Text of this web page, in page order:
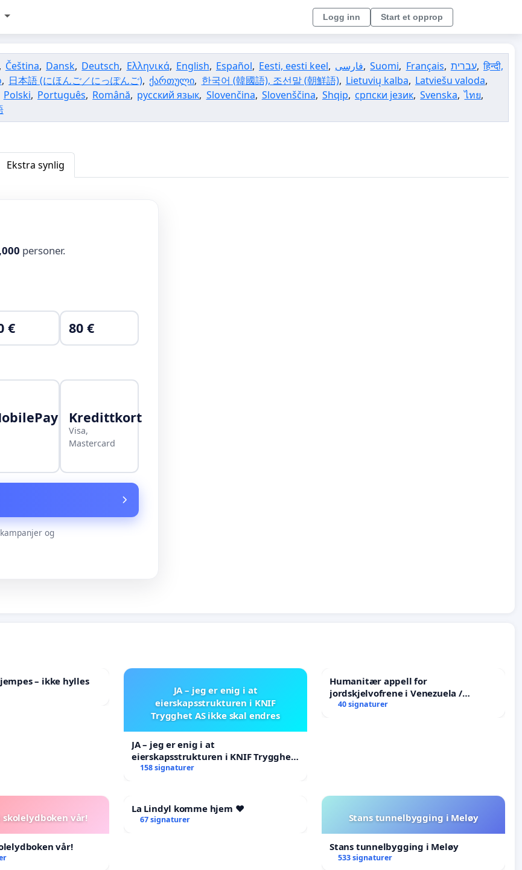
Logg inn Start et opprop
, Čeština, Dansk, Deutsch, Ελληνικά, English, Español, Eesti, eesti keel, فارسی, Suomi, Français, עברית, हिन्दी,
, 日本語 (にほんご／にっぽんご), ქართული, 한국어 (韓國語), 조선말 (朝鮮語), Lietuvių kalba, Latviešu valoda,
Polski, Português, Română, русский язык, Slovenčina, Slovenščina, Shqip, српски језик, Svenska, ไทย,
Ekstra synlig
personer.
€ 80 €
Kredittkort
Visa,
Mastercard
og
– ikke hylles
JA – jeg er enig i at
eierskapsstrukturen i KNIF
Trygghet AS ikke skal endres
JA – jeg er enig i at
eierskapsstrukturen i KNIF Trygghet
AS ikke skal endres
158 signaturer
Humanitær appell for
jordskjelvofrene i Venezuela /
Humanitarian Appeal for the
40 signaturer
vår!
vår!
La Lindyl komme hjem ❤️
67 signaturer Stans tunnelbygging i Meløy
Stans tunnelbygging i Meløy
533 signaturer